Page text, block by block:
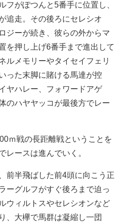
フがぽつんと5番手に位置し、
追走。その後ろにセレシオ
ジーが続き、彼らの外からマ
を押し上げ6番手まで進出して
ルメモリーやタイセイフェリ
った末脚に賭ける馬達が控
ヤハレー、フォワードアゲ
のハヤヤッコが最後方でレー
ｍ戦の長距離戦ということを
レースは進んでいく。
前半飛ばした前4頭に向こう正
ーグルフがすぐ後ろまで迫っ
ウィルトスやセレシオンなど
、大欅で馬群は凝縮し一団